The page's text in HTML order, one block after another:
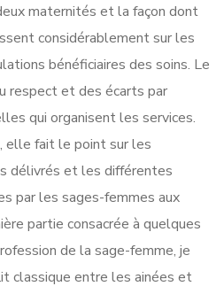
maternités et la façon dont
considérablement sur les
bénéficiaires des soins. Le
respect et des écarts par
qui organisent les services.
elle fait le point sur les
délivrés et les différentes
par les sages-femmes aux
partie consacrée à quelques
de la sage-femme, je
classique entre les ainées et